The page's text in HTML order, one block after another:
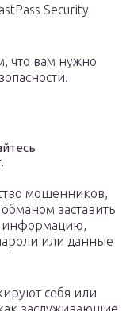
Security
что вам нужно
мошенников,
заставить
информацию,
или данные
себя или